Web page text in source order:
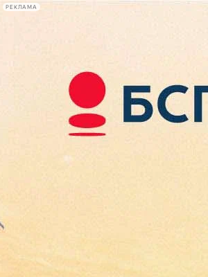
РЕКЛАМА
Сегодня:
2026.08.07
13:01
Афиша Plus